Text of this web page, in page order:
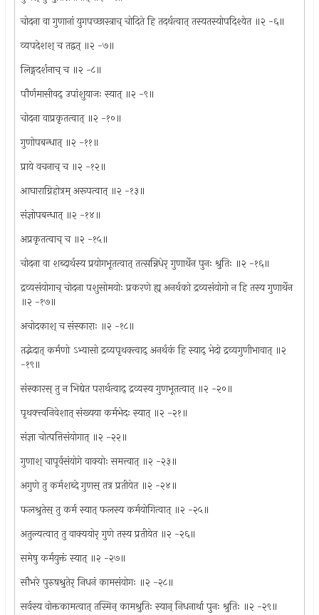
चोदना वा गुणानां युगपच्छास्त्राच् चोदिते हि तदर्थत्वात् तस्यतस्योपदिश्येत ॥२ -६॥
व्यपदेशश् च तद्वत् ॥२ -७॥
लिङ्गदर्शनाच् च ॥२ -८॥
पौर्णमासीवद् उपांशुयाजः स्यात् ॥२ -९॥
चोदना वाप्रकृतत्वात् ॥२ -१०॥
गुणोपबन्धात् ॥२ -११॥
प्राये वचनाच् च ॥२ -१२॥
आघाराग्निहोत्रम् अरूपत्वात् ॥२ -१३॥
संज्ञोपबन्धात् ॥२ -१४॥
अप्रकृतत्वाच् च ॥२ -१५॥
चोदना वा शब्दार्थस्य प्रयोगभूतत्वात् तत्सन्निधेर् गुणार्थेन पुनः श्रुतिः ॥२ -१६॥
द्रव्यसंयोगाच् चोदना पशुसोमयोः प्रकरणे ह्य् अनर्थको द्रव्यसंयोगो न हि तस्य गुणार्थेन
॥२ -१७॥
अचोदकाश् च संस्काराः ॥२ -१८॥
तद्भेदात् कर्मणो ऽभ्यासो द्रव्यपृथक्त्वाद् अनर्थकं हि स्याद् भेदो द्रव्यगुणीभावात् ॥२
-१९॥
संस्कारस् तु न भिद्येत परार्थत्वाद् द्रव्यस्य गुणभूतत्वात् ॥२ -२०॥
पृथक्त्त्वनिवेशात् संख्यया कर्मभेदः स्यात् ॥२ -२१॥
संज्ञा चोत्पत्तिसंयोगात् ॥२ -२२॥
गुणाश् चापूर्वसंयोगे वाक्योः समत्त्वात् ॥२ -२३॥
अगुणे तु कर्मशब्दे गुणस् तत्र प्रतीयेत ॥२ -२४॥
फलश्रुतेस् तु कर्म स्यात् फलस्य कर्मयोगित्वात् ॥२ -२५॥
अतुल्यत्वात् तु वाक्ययोर् गुणे तस्य प्रतीयेत ॥२ -२६॥
समेषु कर्मयुक्तं स्यात् ॥२ -२७॥
सौभरे पुरुषश्रुतेर् निधनं कामसंयोगः ॥२ -२८॥
सर्वस्य वोक्तकामत्वात् तस्मिन् कामश्रुतिः स्यान् निधनार्था पुनः श्रुतिः ॥२ -२९॥